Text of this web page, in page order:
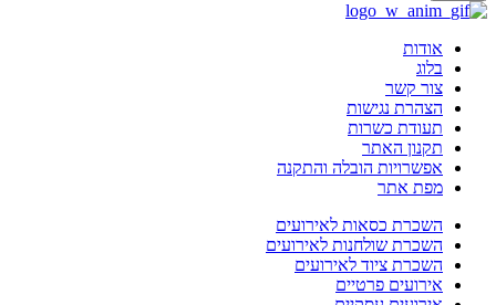
אודות
בלוג
צור קשר
הצהרת נגישות
תעודת כשרות
תקנון האתר
אפשרויות הובלה והתקנה
מפת אתר
השכרת כסאות לאירועים
השכרת שולחנות לאירועים
השכרת ציוד לאירועים
אירועים פרטיים